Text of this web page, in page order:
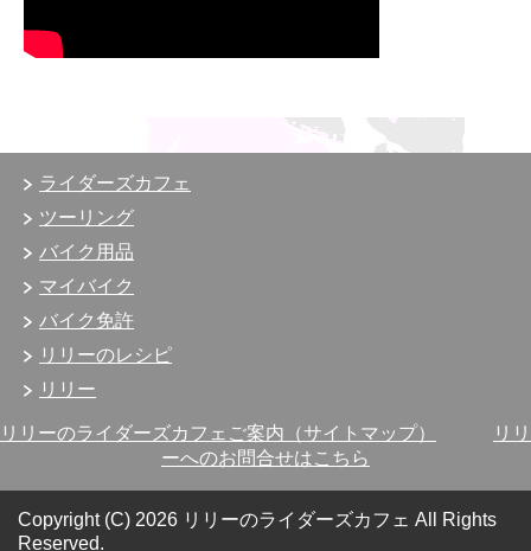
ライダーズカフェ
ツーリング
バイク用品
マイバイク
バイク免許
リリーのレシピ
リリー
リリーのライダーズカフェご案内（サイトマップ）
リリ
ーへのお問合せはこちら
Copyright (C) 2026 リリーのライダーズカフェ All Rights
Reserved.